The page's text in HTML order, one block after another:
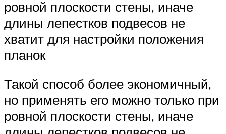
ровной плоскости стены, иначе
длины лепестков подвесов не
хватит для настройки положения
планок
Такой способ более экономичный,
но применять его можно только при
ровной плоскости стены, иначе